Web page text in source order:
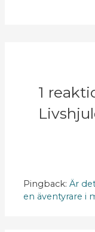
1
Pingback:Är
en äventyrare i